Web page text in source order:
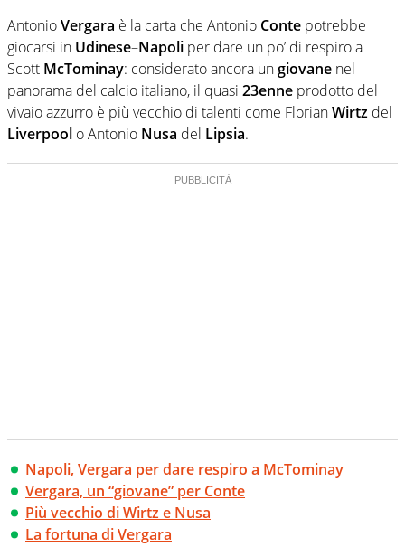
Giornalista professionista, per Virgilio Sport segue anche
il calcio ma è con la pallanuoto che esalta competenze e
passioni. Cura la comunicazione di HaBaWaBa, il più
grande festival di waterpolo per bambini al mondo
AntonioVergara è la carta che Antonio Conte potrebbe
giocarsi in Udinese–Napoli per dare un po’ di respiro a
Scott McTominay: considerato ancora ungiovane nel
panorama del calcio italiano, il quasi 23enne prodotto del
vivaio azzurro è più vecchio di talenti come FlorianWirtz del
Liverpool o Antonio Nusa del Lipsia.
Napoli, Vergara per dare respiro a McTominay
Vergara, un “giovane” per Conte
Più vecchio di Wirtz e Nusa
La fortuna di Vergara